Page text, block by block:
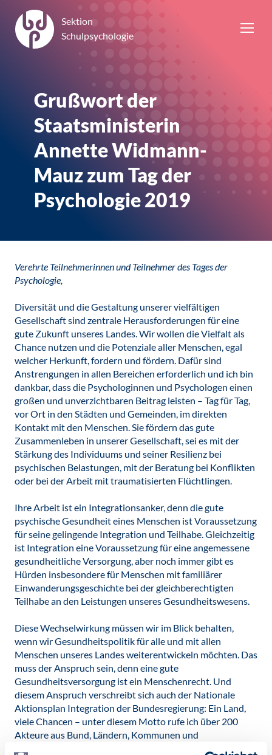
Sektion
Schulpsychologie
Grußwort der
Staatsministerin
Annette Widmann-
Mauz zum Tag der
Psychologie 2019
Verehrte Teilnehmerinnen und Teilnehmer des Tages der
Psychologie,
Diversität und die Gestaltung unserer vielfältigen
Gesellschaft sind zentrale Herausforderungen für eine
gute Zukunft unseres Landes. Wir wollen die Vielfalt als
Chance nutzen und die Potenziale aller Menschen, egal
welcher Herkunft, fordern und fördern. Dafür sind
Anstrengungen in allen Bereichen erforderlich und ich bin
dankbar, dass die Psychologinnen und Psychologen einen
großen und unverzichtbaren Beitrag leisten – Tag für Tag,
vor Ort in den Städten und Gemeinden, im direkten
Kontakt mit den Menschen. Sie fördern das gute
Zusammenleben in unserer Gesellschaft, sei es mit der
Stärkung des Individuums und seiner Resilienz bei
psychischen Belastungen, mit der Beratung bei Konflikten
oder bei der Arbeit mit traumatisierten Flüchtlingen.
Ihre Arbeit ist ein Integrationsanker, denn die gute
psychische Gesundheit eines Menschen ist Voraussetzung
für seine gelingende Integration und Teilhabe. Gleichzeitig
ist Integration eine Voraussetzung für eine angemessene
gesundheitliche Versorgung, aber noch immer gibt es
Hürden insbesondere für Menschen mit familiärer
Einwanderungsgeschichte bei der gleichberechtigten
Teilhabe an den Leistungen unseres Gesundheitswesens.
Diese Wechselwirkung müssen wir im Blick behalten,
wenn wir Gesundheitspolitik für alle und mit allen
Menschen unseres Landes weiterentwickeln möchten. Das
muss der Anspruch sein, denn eine gute
Gesundheitsversorgung ist ein Menschenrecht. Und
diesem Anspruch verschreibt sich auch der Nationale
Aktionsplan Integration der Bundesregierung: Ein Land,
viele Chancen – unter diesem Motto rufe ich über 200
Akteure aus Bund, Ländern, Kommunen und